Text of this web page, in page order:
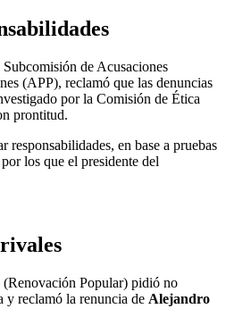
de Acusaciones
(APP), reclamó que las denuncias
por la Comisión de Ética
prontitud.
responsabilidades, en base a pruebas
los que el presidente del
Popular) pidió no
y reclamó la renuncia de Alejandro